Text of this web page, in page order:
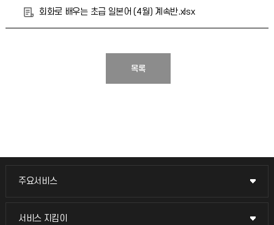
회화로 배우는 초급 일본어 (4월) 계속반.xlsx
목록
주요서비스
주요서비스
교무회의방송
서비스 지킴이
서비스 지킴이